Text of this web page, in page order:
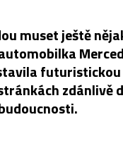
muset ještě
zdánlivě